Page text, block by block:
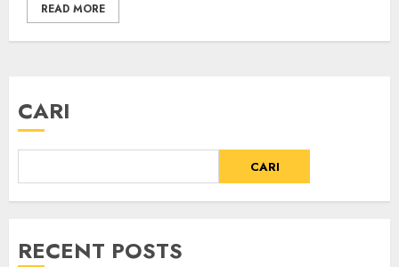
READ MORE
CARI
CARI
RECENT POSTS